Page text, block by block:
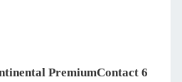
PremiumContact 6